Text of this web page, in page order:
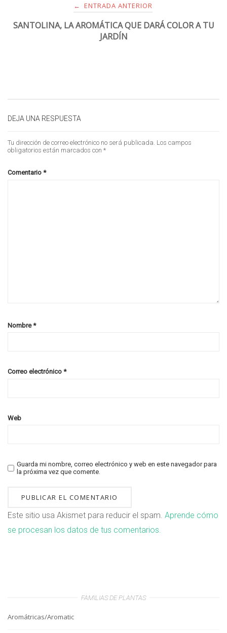
← ENTRADA ANTERIOR
SANTOLINA, LA AROMÁTICA QUE DARÁ COLOR A TU
JARDÍN
DEJA UNA RESPUESTA
Tu dirección de correo electrónico no será publicada. Los campos
obligatorios están marcados con *
Comentario *
Nombre*
Correo electrónico *
Web
Guarda mi nombre, correo electrónico y web en este navegador para
la próxima vez que comente.
Este sitio usa Akismet para reducir el spam. Aprende cómo
se procesan los datos de tus comentarios.
FAMILIAS DE PLANTAS
Aromátricas/Aromatic